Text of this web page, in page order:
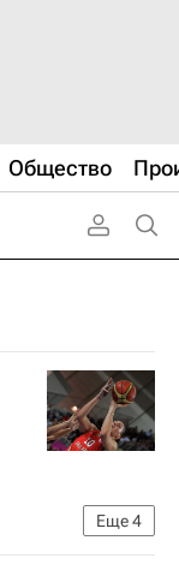
Общество
Еще4
Чемпионат Европы по баскетболу среди женских сборных завершился во Франции